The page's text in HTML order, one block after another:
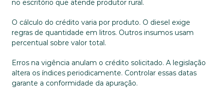
no escritório que atende produtor rural.
O cálculo do crédito varia por produto. O diesel exige
regras de quantidade em litros. Outros insumos usam
percentual sobre valor total.
Erros na vigência anulam o crédito solicitado. A legislação
altera os índices periodicamente. Controlar essas datas
garante a conformidade da apuração.